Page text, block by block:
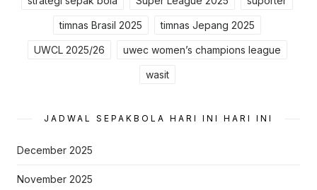
timnas Brasil 2025 timnas Jepang 2025
UWCL 2025/26 uwec women’s champions league
wasit
JADWAL SEPAKBOLA HARI INI HARI INI
December 2025
November 2025